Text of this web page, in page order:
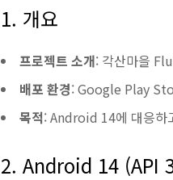
1. 개요
프로젝트 소개: 각산마을
배포 환경: Google Play
목적: Android 14에 대응하
2. Android 14 (API